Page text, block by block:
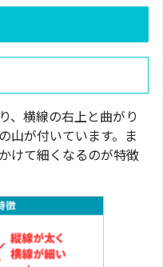
、横線の右上と曲がり
山が付いています。ま
けて細くなるのが特徴